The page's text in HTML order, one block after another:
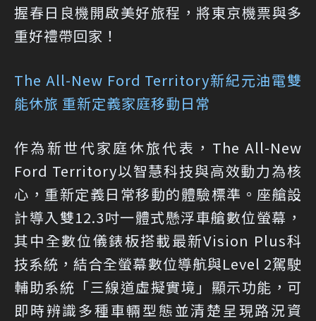
握春日良機開啟美好旅程，將東京機票與多
重好禮帶回家！
The All-New Ford Territory新紀元油電雙
能休旅 重新定義家庭移動日常
作為新世代家庭休旅代表，The All-New
Ford Territory以智慧科技與高效動力為核
心，重新定義日常移動的體驗標準。座艙設
計導入雙12.3吋一體式懸浮車艙數位螢幕，
其中全數位儀錶板搭載最新Vision Plus科
技系統，結合全螢幕數位導航與Level 2駕駛
輔助系統「三線道虛擬實境」顯示功能，可
即時辨識多種車輛型態並清楚呈現路況資